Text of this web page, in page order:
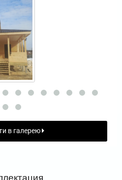
в галерею